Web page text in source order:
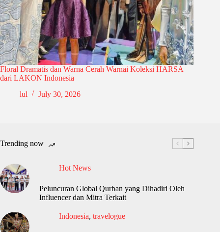
Floral Dramatis dan Warna Cerah Warnai Koleksi HARSA
dari LAKON Indonesia
lul
July 30, 2026
Trending now
Hot News
Peluncuran Global Qurban yang Dihadiri Oleh
Influencer dan Mitra Terkait
Indonesia, travelogue